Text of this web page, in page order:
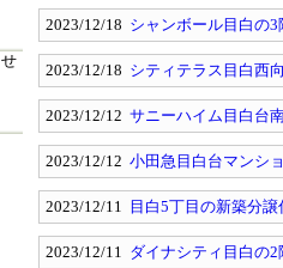
2023/12/18 シャンボール目白の
2023/12/18 シティテラス目白西
2023/12/12 サニーハイム目白台
2023/12/12 小田急目白台マンシ
2023/12/11 目白5丁目の新築分
2023/12/11 ダイナシティ目白の